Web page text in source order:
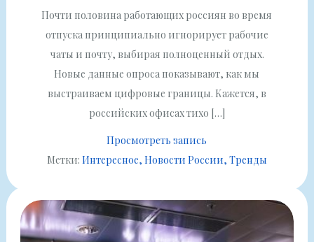
Почти половина работающих россиян во время
отпуска принципиально игнорирует рабочие
чаты и почту, выбирая полноценный отдых.
Новые данные опроса показывают, как мы
выстраиваем цифровые границы. Кажется, в
российских офисах тихо […]
Просмотреть запись
Метки: Интересное Новости России Тренды